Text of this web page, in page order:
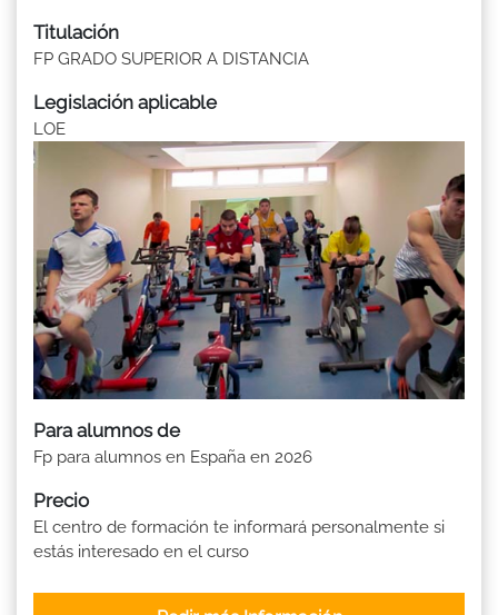
Titulación
FP GRADO SUPERIOR A DISTANCIA
Legislación aplicable
LOE
Para alumnos de
Fp para alumnos en España en 2026
Precio
El centro de formación te informará personalmente si
estás interesado en el curso